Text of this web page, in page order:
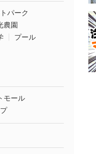
パーク
農園
プール
モール